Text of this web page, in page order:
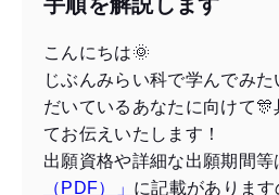
こんにちは🌞
じぶんみらい科で学んでみ
だいているあなたに向けて
てお伝えいたします！
出願資格や詳細な出願期間等
（PDF）」 に記載がありま